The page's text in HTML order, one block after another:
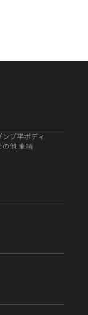
ンプ平ボディ
の他 車輌